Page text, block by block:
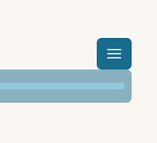
Menú